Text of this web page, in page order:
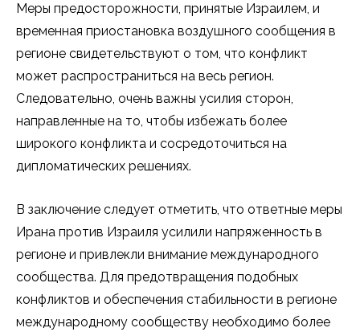
Меры предосторожности, принятые Израилем, и
временная приостановка воздушного сообщения в
регионе свидетельствуют о том, что конфликт
может распространиться на весь регион.
Следовательно, очень важны усилия сторон,
направленные на то, чтобы избежать более
широкого конфликта и сосредоточиться на
дипломатических решениях.
В заключение следует отметить, что ответные меры
Ирана против Израиля усилили напряженность в
регионе и привлекли внимание международного
сообщества. Для предотвращения подобных
конфликтов и обеспечения стабильности в регионе
международному сообществу необходимо более